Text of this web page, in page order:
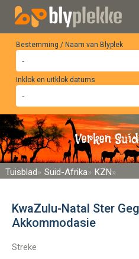
Bestemming / Naam van Blyplek
Inklok en uitklok datums
Verken
Tuisblad Suid-Afrika KZN
KwaZulu-Natal Ster
Akkommodasie
Streke